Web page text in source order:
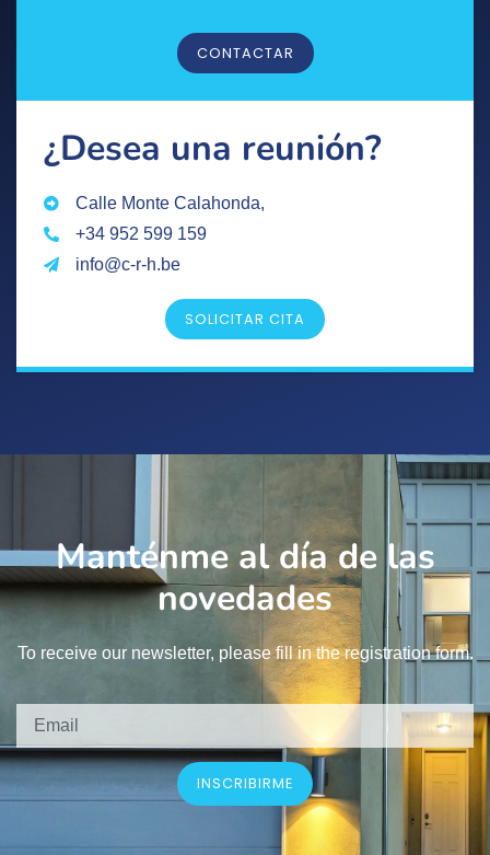
CONTACTAR
¿Desea una reunión?
Calle Monte Calahonda,
+34 952 599 159
info@c-r-h.be
SOLICITAR CITA
Manténme al día de las
novedades
To receive our newsletter, please fill in the registration form.
INSCRIBIRME